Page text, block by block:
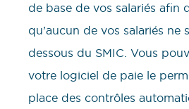
de base de vos salariés afin
qu’aucun de vos salariés ne
dessous du SMIC. Vous
votre logiciel de paie le
place des contrôles